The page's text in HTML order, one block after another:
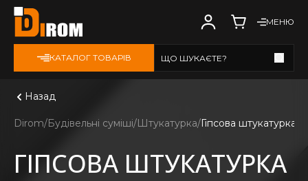
МЕНЮ
КАТАЛОГ ТОВАРІВ ЩО ШУКАЄТЕ?
Назад
Dirom Будівельні суміші Штукатурка Гіпсова штукатурка
ГІПСОВА ШТУКАТУРКА